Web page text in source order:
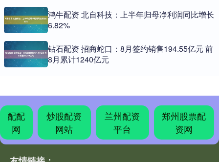
鸿牛配资 北自科技：上半年归母净利润同比增长
6.82%
钻石配资 招商蛇口：8月签约销售194.55亿元 前
8月累计1240亿元
配配
网
炒股配资
网站
兰州配资
平台
郑州股票配
资网